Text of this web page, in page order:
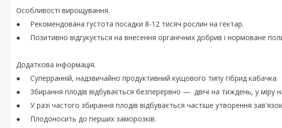
Особливості вирощування.
● Рекомендована густота посадки 8-12 тисяч рослин на гектар.
● Позитивно відгукується на внесення органічних добрив і нормоване
Додаткова інформація.
● Суперранній, надзвичайно продуктивний кущового типу гібрид кабачка.
● Збирання плодів відбувається безперервно — двічі на тиждень, у міру
● У разі частого збирання плодів відбувається частіше утворення
● Плодоносить до перших заморозків.